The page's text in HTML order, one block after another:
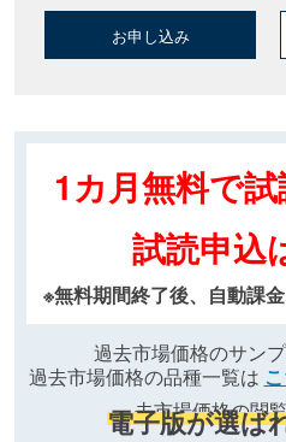
お申し込み
1カ月無料で試
試読申込
※無料期間終了後、自動課
過去市場価格のサン
過去市場価格の品種一覧は
去市場価格の閲
電子版が選ば